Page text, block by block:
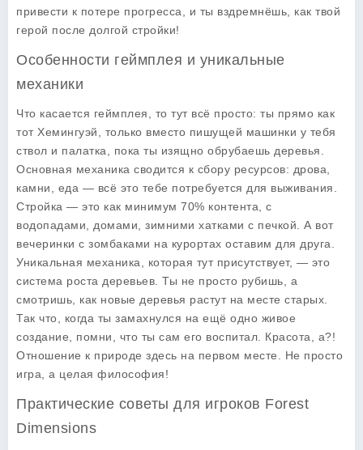
привести к потере прогресса, и ты вздремнёшь, как твой
герой после долгой стройки!
Особенности геймплея и уникальные
механики
Что касается геймплея, то тут всё просто: ты прямо как
тот Хемингуэй, только вместо пишущей машинки у тебя
ствол и палатка, пока ты изящно обрубаешь деревья.
Основная механика сводится к сбору ресурсов: дрова,
камни, еда — всё это тебе потребуется для выживания.
Стройка — это как минимум 70% контента, с
водопадами, домами, зимними хатками с печкой. А вот
вечеринки с зомбаками на курортах оставим для друга.
Уникальная механика, которая тут присутствует, — это
система роста деревьев. Ты не просто рубишь, а
смотришь, как новые деревья растут на месте старых.
Так что, когда ты замахнулся на ещё одно живое
создание, помни, что ты сам его воспитал. Красота, а?!
Отношение к природе здесь на первом месте. Не просто
игра, а целая философия!
Практические советы для игроков Forest
Dimensions